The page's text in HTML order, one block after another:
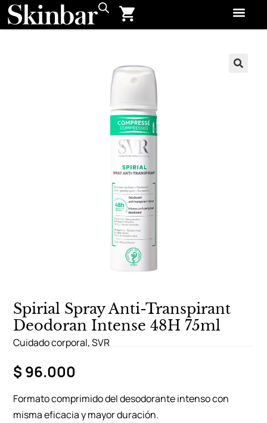
Spirial Spray Anti-Transpirant
Deodoran Intense 48H 75ml
Cuidado corporal,SVR
$ 96.000
Formato comprimido del desodorante intenso con
misma eficacia y mayor duración.